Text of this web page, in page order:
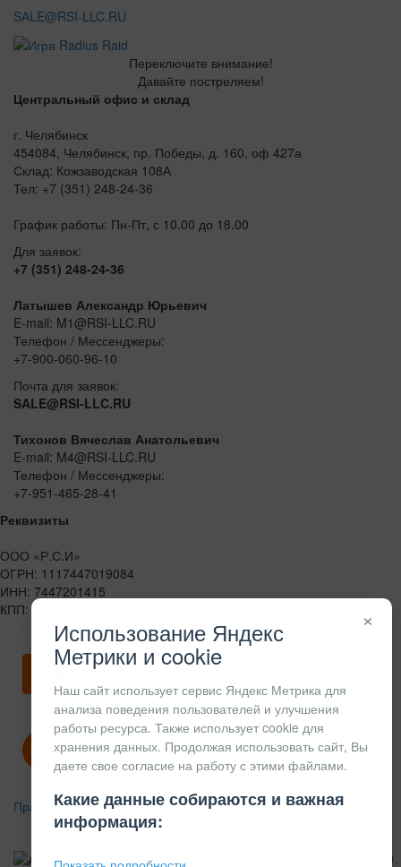
SALE@RSI-LLC.RU
Переключите внимание!
Давайте постреляем!
Центральный офис и склад
г. Челябинск
454084, Челябинск, пр. Победы, д. 160, оф 427а
Склад: Кожзаводская 108А
Тел: +7 (351) 248-24-36
График работы: Пн-Пт, с 10.00 до 18.00
Для заявок:
+7 (351) 248-24-36
Латышев Александр Юрьевич
E-mail: M1@RSI-LLC.RU
Телефон / Мессенджеры:
+7-900-060-96-10
Почта для заявок:
SALE@RSI-LLC.RU
Тихонов Вячеслав Анатольевич
E-mail: M4@RSI-LLC.RU
Телефон / Мессенджеры:
+7-951-465-28-41
Реквизиты
ООО «Р.С.И»
ОГРН: 1117447019084
ИНН: 7447201415
КПП: 744701001
Скачать карточку предприятия
Политика конфиденциальности
Правила возврата
КОНСТРУКЦИОННЫЙ
×
Использование Яндекс
Метрики и cookie
Наш сайт использует сервис Яндекс Метрика для
анализа поведения пользователей и улучшения
работы ресурса. Также использует cookie для
хранения данных. Продолжая использовать сайт, Вы
даете свое согласие на работу с этими файлами.
Какие данные собираются и важная
информация: